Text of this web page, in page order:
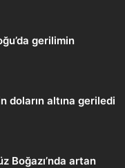
gerilimin
doların altına geriledi
Boğazı’nda artan